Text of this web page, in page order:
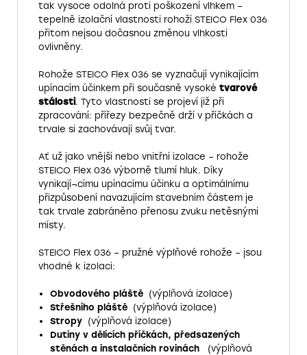
tak vysoce odolná proti poškození vlhkem –
tepelně izolační vlastnosti rohoží STEICO Flex 036
přitom nejsou dočasnou změnou vlhkosti
ovlivněny.
Rohože STEICO Flex 036 se vyznačují vynikajícím
upínacím účinkem při současně vysoké tvarové
stálosti. Tyto vlastnosti se projeví již při
zpracování: přířezy bezpečně drží v příčkách a
trvale si zachovávají svůj tvar.
Ať už jako vnější nebo vnitřní izolace – rohože
STEICO Flex 036 výborně tlumí hluk. Díky
vynikají¬címu upínacímu účinku a optimálnímu
přizpůsobení navazujícím stavebním částem je
tak trvale zabráněno přenosu zvuku netěsnými
místy.
STEICO Flex 036 – pružné výplňové rohože – jsou
vhodné k izolaci:
Obvodového pláště (výplňová izolace)
Střešního pláště (výplňová izolace)
Stropy (výplňová izolace)
Dutiny v dělících příčkách, předsazených
stěnách a instalačních rovinách
(výplňová